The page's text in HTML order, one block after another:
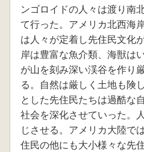
ンゴロイドの人々は渡り南
て行った。アメリカ北西海
は人々が定着し先住民文化
岸は豊富な魚介類、海獣は
が山を刻み深い渓谷を作り
る。自然は厳しく土地も険
とした先住民たちは過酷な
社会を深化させていった。
じさせる。アメリカ大陸で
住民の他にも大小様々な先